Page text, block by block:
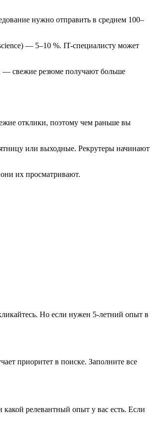
нужно отправить в среднем 100–
— 5–10 %. IT-специалисту может
— свежие резюме получают больше
отклики, поэтому чем раньше вы
или выходные. Рекрутеры начинают
их просматривают.
Но если нужен 5-летний опыт в
приоритет в поиске. Заполните все
релевантный опыт у вас есть. Если